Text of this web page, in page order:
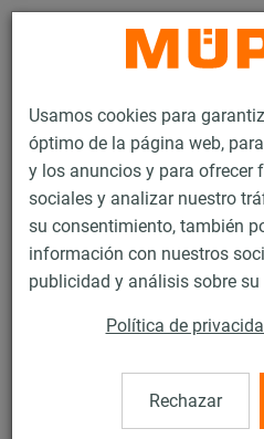
Usamos cookies para
óptimo de la página web,
y los anuncios y para ofrecer
sociales y analizar nuestro
su consentimiento, también
información con nuestros
publicidad y análisis sobre
Política de
Rechazar
Productos Tecnología de soportación
MPC-Apoyos de carril
MPC-